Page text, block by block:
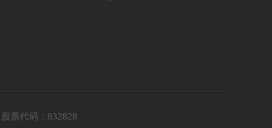
股票代码：832828